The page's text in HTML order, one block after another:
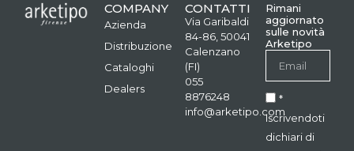
COMPANY
Azienda
Distribuzione
Cataloghi
Dealers
CONTATTI
Via Garibaldi
84-86, 50041
Calenzano
(FI)
055
8876248
info@arketipo.com
Rimani
aggiornato
sulle novità
Arketipo
*
Iscrivendoti
dichiari di